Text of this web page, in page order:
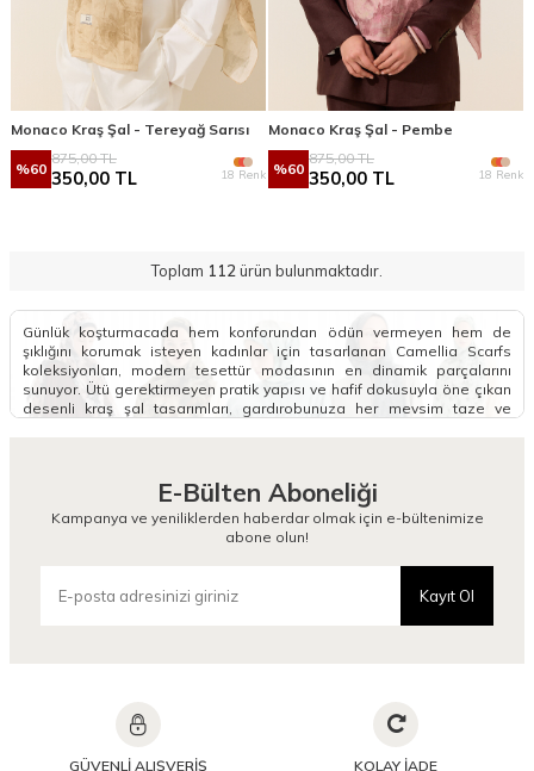
Monaco Kraş Şal - Tereyağ Sarısı
%60
875,00TL
350,00 TL 18 Renk
Monaco Kraş Şal - Pembe
%60
875,00TL
350,00 TL 18 Renk
Toplam 112 ürün bulunmaktadır.
Günlük koşturmacada hem konforundan ödün vermeyen hem de
şıklığını korumak isteyen kadınlar için tasarlanan Camellia Scarfs
koleksiyonları, modern tesettür modasının en dinamik parçalarını
sunuyor. Ütü gerektirmeyen pratik yapısı ve hafif dokusuyla öne çıkan
desenli kraş şal tasarımları, gardırobunuza her mevsim taze ve
Tesettür giyiminde gün boyu bozulan baş örtüsü formuna veda
etmenizi sağlayan kraş şal modelleri, kendinden buruşuk dokusu
sayesinde ekstra hacimli ve tok bir duruş sergiler. Farklı tarzlara ve
bir kullanım kolaylığı sunar. Tarzınıza daha minimalist ya da geometrik
modellerini inceleyebilirsiniz. Kombinlerinde
Her kadının gardırobunda imza niteliğinde bir parça bulundurması
adına tasarlanan bu özel koleksiyon, zengin motifleriyle her kombine
yenilikçi bir esneklik kazandırır. Floral desenlerin ve doğallığın
E-Bülten Aboneliği
Kampanya ve yeniliklerden haberdar olmak için e-bültenimize
abone olun!
Kayıt Ol
GÜVENLİ ALIŞVERİŞ KOLAY İADE